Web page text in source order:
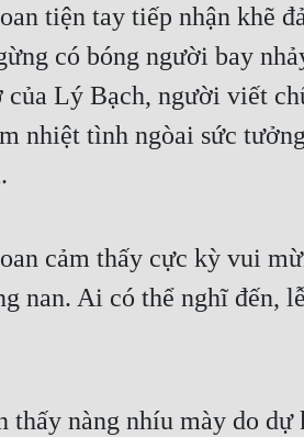
tiện tay tiếp nhận khẽ
có bóng người bay
của Lý Bạch, người viết
nhiệt tình ngòai sức
cảm thấy cực kỳ vui
nan. Ai có thể nghĩ đến,
thấy nàng nhíu mày do